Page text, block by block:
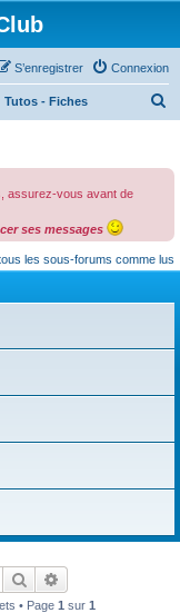
Connexion
S’enregistrer
Tutos - Fiches
c
assurez-vous avant de
ses messages
les sous-forums comme lus
Rechercher
• Page 1 sur 1